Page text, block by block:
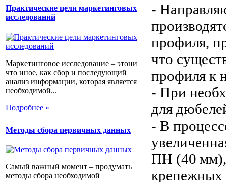
Практические цели маркетинговых
исследований
Маркетинговое исследование – этони
что иное, как сбор и последующий
анализ информации, которая является
необходимой...
Подробнее »
Методы сбора первичных данных
Самый важный момент – продумать
методы сбора необходимой
-
профиля,
что
профиля к
- При
для
- В
ПН (40 мм),